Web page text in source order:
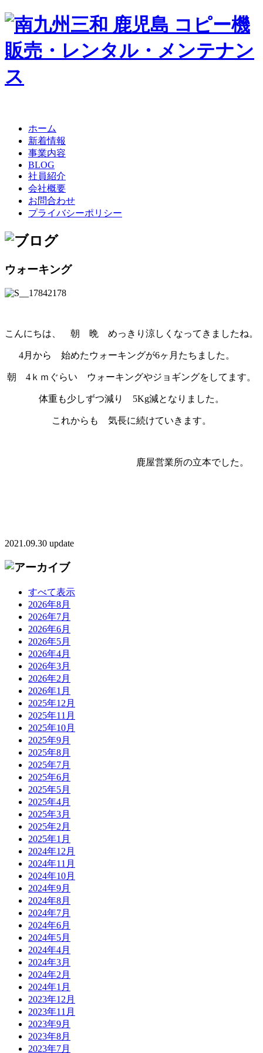
ホーム
新着情報
事業内容
BLOG
社員紹介
会社概要
お問合わせ
プライバシーポリシー
ウォーキング
こんにちは、 朝 晩 めっきり涼しくなってきましたね。
4月から 始めたウォーキングが6ヶ月たちました。
朝 4ｋｍぐらい ウォーキングやジョギングをしてます。
体重も少しずつ減り 5Kg減となりました。
これからも 気長に続けていきます。
鹿屋営業所の立本でした。
2021.09.30 update
すべて表示
2026年8月
2026年7月
2026年6月
2026年5月
2026年4月
2026年3月
2026年2月
2026年1月
2025年12月
2025年11月
2025年10月
2025年9月
2025年8月
2025年7月
2025年6月
2025年5月
2025年4月
2025年3月
2025年2月
2025年1月
2024年12月
2024年11月
2024年10月
2024年9月
2024年8月
2024年7月
2024年6月
2024年5月
2024年4月
2024年3月
2024年2月
2024年1月
2023年12月
2023年11月
2023年9月
2023年8月
2023年7月